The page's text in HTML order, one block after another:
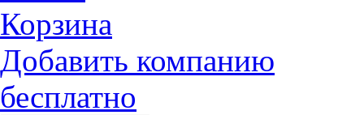
Корзина
Добавить компанию
бесплатно